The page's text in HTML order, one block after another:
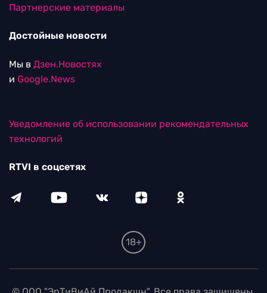
115280, г. Москва, ул. Ленинская слобода,
Для общих вопросов:Infortvi@rtvi.com
Редакция RTVI:
Реклама RTVI: adv-eu@rtvi.com